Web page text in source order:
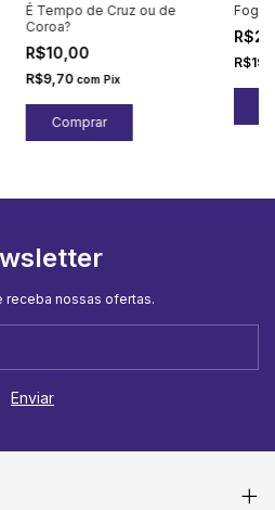
É Tempo de Cruz ou de
Coroa?
R$10,00
R$9,70 com Pix
Fogo
receba nossas ofertas.